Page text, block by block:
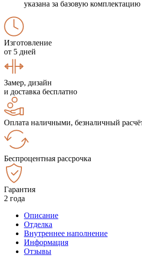
указана за базовую комплектацию
Изготовление
от 5 дней
Замер, дизайн
и доставка бесплатно
Оплата наличными, безналичный
Беспроцентная рассрочка
Гарантия
2 года
Описание
Отделка
Внутреннее наполнение
Информация
Отзывы